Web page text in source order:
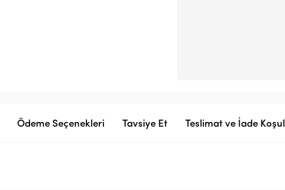
Ödeme Seçenekleri Tavsiye Et Teslimat ve İade